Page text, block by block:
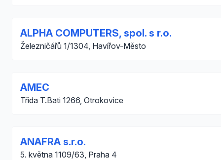
ALPHA COMPUTERS, spol. s r.o.
Železničářů 1/1304, Havířov-Město
AMEC
Třída T.Bati 1266, Otrokovice
ANAFRA s.r.o.
5. května 1109/63, Praha 4